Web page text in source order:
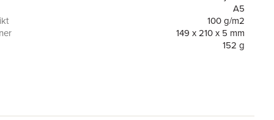
Ltd
House
Street
A5
100 g/m2
149 x 210 x 5 mm
152 g